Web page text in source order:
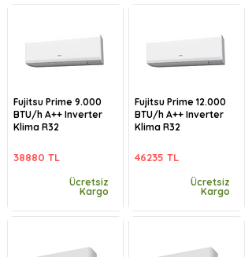
Fujitsu Prime 9.000
BTU/h A++ Inverter
Klima R32
38880 TL
Ücretsiz
Kargo
Fujitsu Prime 12.000
BTU/h A++ Inverter
Klima R32
46235 TL
Ücretsiz
Kargo